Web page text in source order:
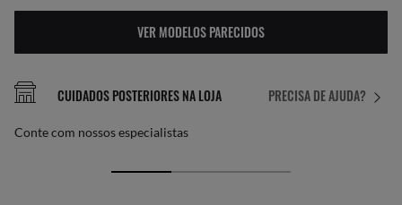
VER MODELOS PARECIDOS
PRECISA DE AJUDA?
CUIDADOS POSTERIORES NA LOJA
Conte com nossos especialistas